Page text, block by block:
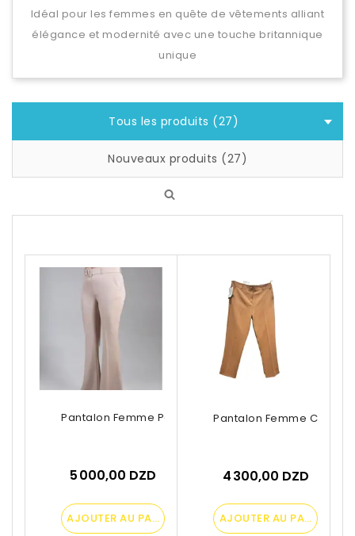
Idéal pour les femmes en quête de vêtements alliant
élégance et modernité avec une touche britannique
unique
Tous les produits (27)
Nouveaux produits (27)
Pantalon Femme Patte D'éléphant Avec...
5 000,00 DZD
AJOUTER AU PANIER
Pantalon Femme
4 300,00 DZD
AJOUTER AU PANIER